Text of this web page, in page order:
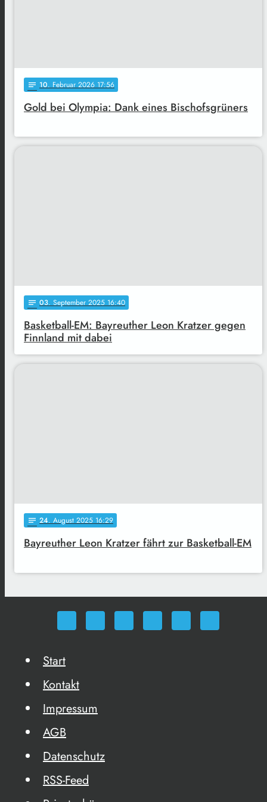
notes 10. Februar 2026 17:56
Gold bei Olympia: Dank eines Bischofsgrüners
notes 03. September 2025 16:40
Basketball-EM: Bayreuther Leon Kratzer gegen
Finnland mit dabei
notes 24. August 2025 16:29
Bayreuther Leon Kratzer fährt zur Basketball-EM
Start
Kontakt
Impressum
AGB
Datenschutz
RSS-Feed